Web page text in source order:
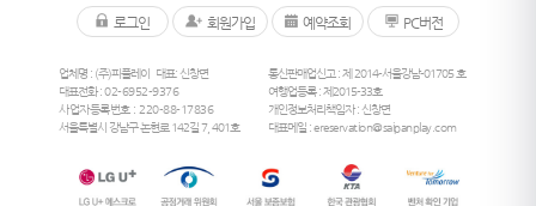
로그인 회원가입 예약조회 PC버전
업체명 : (주)피플레이
대표: 신창면
대표전화 :02-6952-9376
사업자등록번호 : 220-88-17836
서울특별시 강남구 논현로 142길 7, 401호
통신판매업신고 : 제 2014-서울강남-01705 호
여행업등록 : 제2015-33호
개인정보처리책임자 : 신창면
대표메일 :ereservation@saipanplay.com